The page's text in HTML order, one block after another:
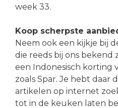
week 33.
Koop scherpste
Neem ook een kijkje bij
die reeds bij ons bekend
een Indonesisch korting
zoals Spar. Je hebt daar
artikelen op internet
tot in de keuken laten